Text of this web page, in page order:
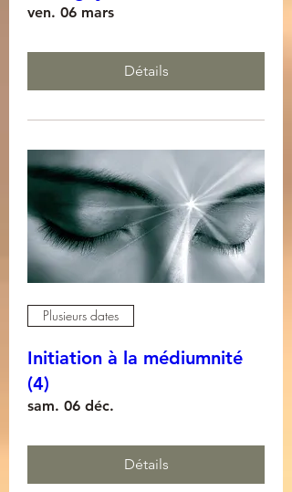
ven. 06 mars
Détails
Plusieurs dates
Initiation à la médiumnité
(4)
sam. 06 déc.
Détails